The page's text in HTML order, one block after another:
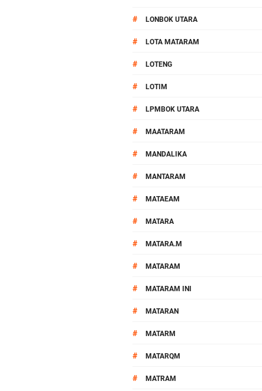
# LONBOK UTARA
# LOTA MATARAM
# LOTENG
# LOTIM
# LPMBOK UTARA
# MAATARAM
# MANDALIKA
# MANTARAM
# MATAEAM
# MATARA
# MATARA.M
# MATARAM
# MATARAM INI
# MATARAN
# MATARM
# MATARQM
# MATRAM